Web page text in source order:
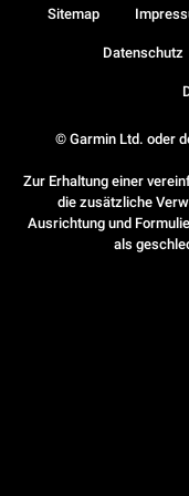
© Garmin Ltd. oder
Zur Erhaltung einer
die zusätzliche
Ausrichtung und
als
Sitemap
Datenschutz